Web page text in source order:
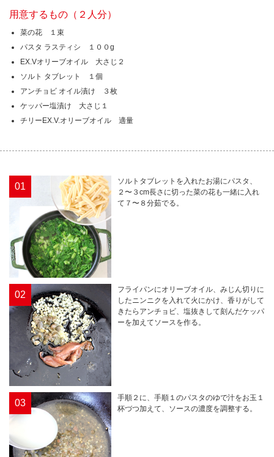
用意するもの（２人分）
菜の花 １束
パスタ ラスティシ １００g
EX.Vオリーブオイル 大さじ２
ソルト タブレット １個
アンチョビ オイル漬け ３枚
ケッパー塩漬け 大さじ１
チリーEX.V.オリーブオイル 適量
01
ソルトタブレットを入れたお湯にパスタ、
２〜３cm長さに切った菜の花も一緒に入れ
て７〜８分茹でる。
02
フライパンにオリーブオイル、みじん切りに
したニンニクを入れて火にかけ、香りがして
きたらアンチョビ、塩抜きして刻んだケッパ
ーを加えてソースを作る。
03
手順２に、手順１のパスタのゆで汁をお玉１
杯づつ加えて、ソースの濃度を調整する。